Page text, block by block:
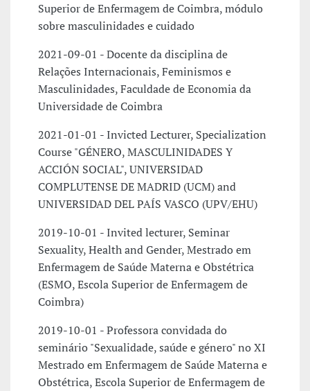
Superior de Enfermagem de Coimbra, módulo
sobre masculinidades e cuidado
2021-09-01 - Docente da disciplina de
Relações Internacionais, Feminismos e
Masculinidades, Faculdade de Economia da
Universidade de Coimbra
2021-01-01 - Invicted Lecturer, Specialization
Course "GÉNERO, MASCULINIDADES Y
ACCIÓN SOCIAL", UNIVERSIDAD
COMPLUTENSE DE MADRID (UCM) and
UNIVERSIDAD DEL PAÍS VASCO (UPV/EHU)
2019-10-01 - Invited lecturer, Seminar
Sexuality, Health and Gender, Mestrado em
Enfermagem de Saúde Materna e Obstétrica
(ESMO, Escola Superior de Enfermagem de
Coimbra)
2019-10-01 - Professora convidada do
seminário "Sexualidade, saúde e género" no XI
Mestrado em Enfermagem de Saúde Materna e
Obstétrica, Escola Superior de Enfermagem de